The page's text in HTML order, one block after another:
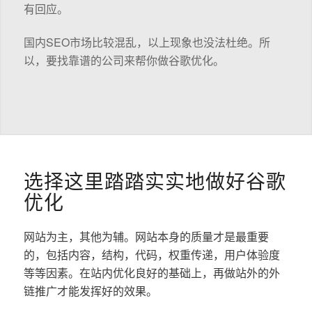
有回应。
国内SEO市场比较混乱，以上现象也没法杜绝。所
以，要找靠谱的公司来帮你做谷歌优化。
选择这里踏踏实实地做好谷歌
优化
网站为主，其他为辅。网站本身的质量才是最重要
的，包括内容，结构，代码，权重传递，用户体验度
等等因素。在站内优化良好的基础上，再做站外的外
链推广才能发挥好的效果。